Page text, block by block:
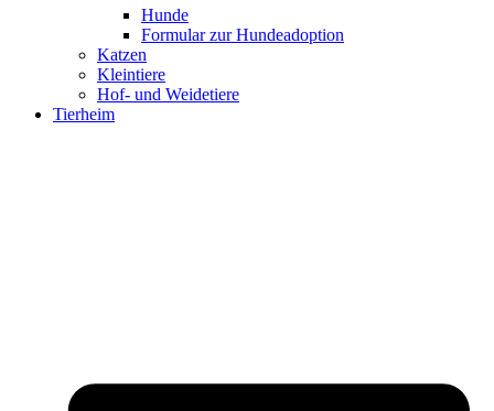
Hunde
Formular zur Hundeadoption
Katzen
Kleintiere
Hof- und Weidetiere
Tierheim